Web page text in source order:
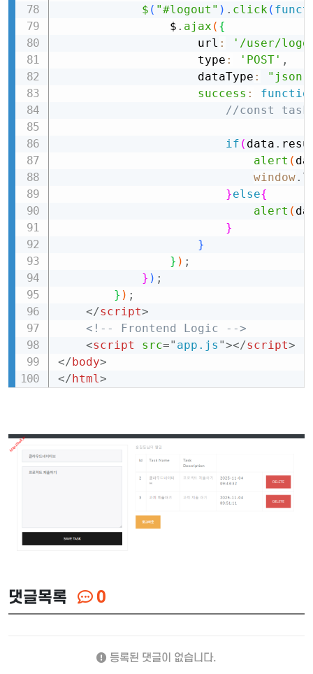
$ ( "#logout" ) . click (
                $
. ajax ( {
                    url
:
'/user/
                    type
: 'POST' ,
                    dataType
: "json"
success :
//const
if ( data .
alert (
window.
}else{
alert (
}
}
} ) ;
} ) ;
} ) ;
</script>
<!-- Frontend Logic -->
<script src=" app.js "></script>
</body>
</html >
댓글목록 0
등록된 댓글이 없습니다.